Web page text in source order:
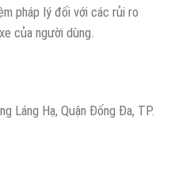
pháp lý đối với các rủi ro
của người dùng.
Láng Hạ, Quận Đống Đa, TP.